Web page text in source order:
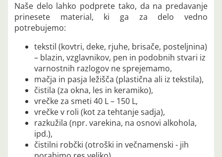
Naše delo lahko podprete tako, da na predavanje
prinesete material, ki ga za delo vedno
potrebujemo:
tekstil (kovtri, deke, rjuhe, brisače, posteljnina)
– blazin, vzglavnikov, pen in podobnih stvari iz
varnostnih razlogov ne sprejemamo,
mačja in pasja ležišča (plastična ali iz tekstila),
čistila (za okna, les in keramiko),
vrečke za smeti 40 L – 150 L,
vrečke v roli (kot za tehtanje sadja),
razkužila (npr. varekina, na osnovi alkohola,
ipd.),
čistilni robčki (otroški in večnamenski - jih